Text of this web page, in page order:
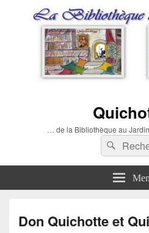
… de la Bibliothèque au
Don Quichotte et